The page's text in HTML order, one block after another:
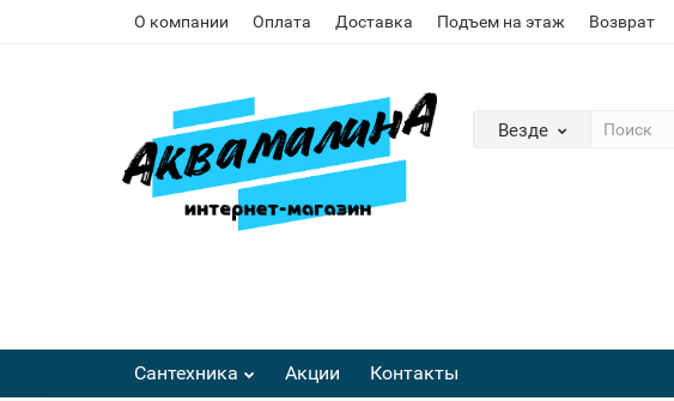
О компании Оплата Доставка Подъем на этаж Возврат
Везде
Сантехника Акции Контакты